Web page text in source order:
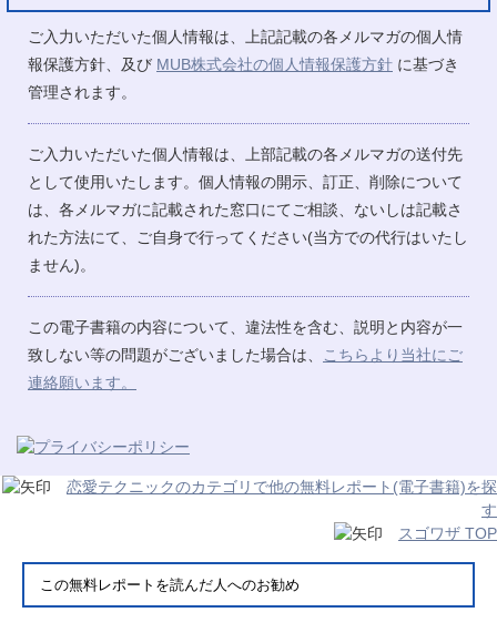
ご入力いただいた個人情報は、上記記載の各メルマガの個人情
報保護方針、及び MUB株式会社の個人情報保護方針 に基づき
管理されます。
ご入力いただいた個人情報は、上部記載の各メルマガの送付先
として使用いたします。個人情報の開示、訂正、削除について
は、各メルマガに記載された窓口にてご相談、ないしは記載さ
れた方法にて、ご自身で行ってください(当方での代行はいたし
ません)。
この電子書籍の内容について、違法性を含む、説明と内容が一
致しない等の問題がございました場合は、
こちらより当社にご
連絡願います。
恋愛テクニックのカテゴリで他の無料レポート(電子書籍)を探
す
スゴワザ TOP
この無料レポートを読んだ人へのお勧め